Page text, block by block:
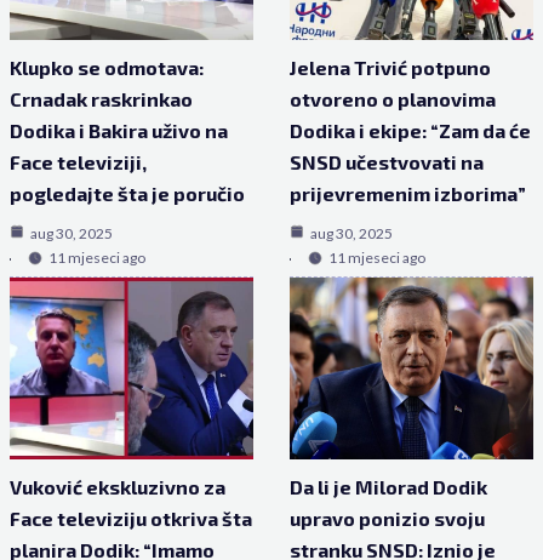
Klupko se odmotava:
Crnadak raskrinkao
Dodika i Bakira uživo na
Face televiziji,
pogledajte šta je poručio
aug 30, 2025
11 mjeseci ago
Jelena Trivić potpuno
otvoreno o planovima
Dodika i ekipe: “Zam da će
SNSD učestvovati na
prijevremenim izborima”
aug 30, 2025
11 mjeseci ago
Vuković ekskluzivno za
Face televiziju otkriva šta
planira Dodik: “Imamo
Da li je Milorad Dodik
upravo ponizio svoju
stranku SNSD: Iznio je